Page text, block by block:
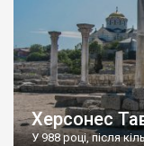
Херсонес
У 988 році, після